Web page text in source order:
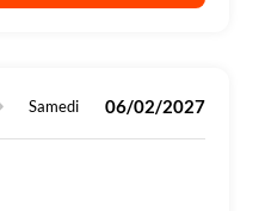
Samedi 06/02/2027